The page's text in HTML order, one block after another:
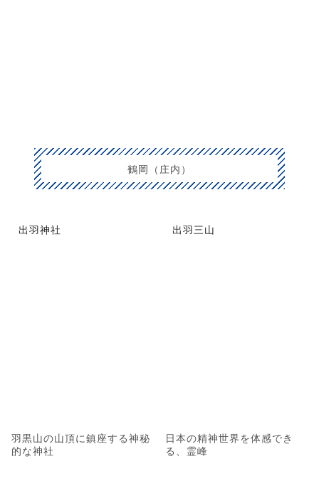
鶴岡（庄内）
出羽神社
羽黒山の山頂に鎮座する神秘
的な神社
出羽三山
日本の精神世界を体感でき
る、霊峰